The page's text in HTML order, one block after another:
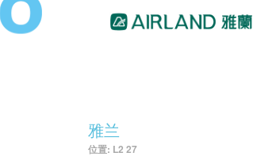
雅兰
位置: L2 27